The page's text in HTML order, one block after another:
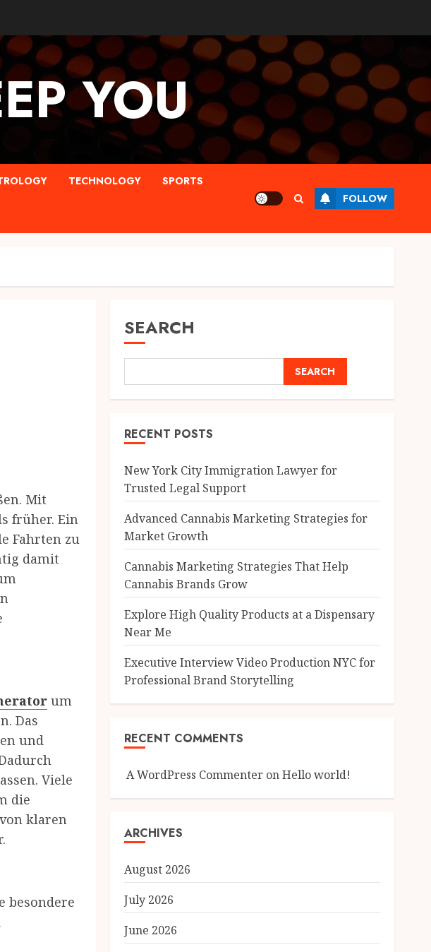
YOU
TECHNOLOGY SPORTS
FOLLOW
Mit
früher. Ein
Fahrten zu
damit
um
Das
und
Viele
die
klaren
besondere
SEARCH
SEARCH
RECENT POSTS
New York City Immigration Lawyer for
Trusted Legal Support
Advanced Cannabis Marketing Strategies for
Market Growth
Cannabis Marketing Strategies That Help
Cannabis Brands Grow
Explore High Quality Products at a Dispensary
Near Me
Executive Interview Video Production NYC for
Professional Brand Storytelling
RECENT COMMENTS
A WordPress CommenteronHello world!
ARCHIVES
August 2026
July 2026
June 2026